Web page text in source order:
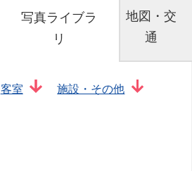
写真ライブラ
リ
地図・交
通
客室
施設・その他